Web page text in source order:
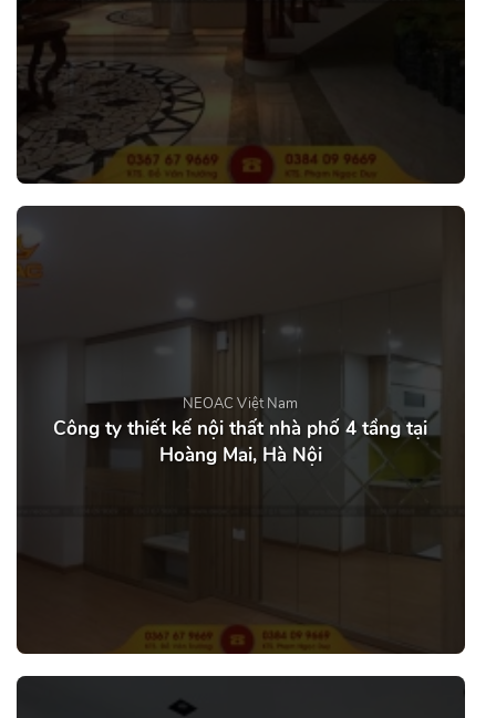
NEOAC Việt Nam
Công ty thiết kế nội thất nhà phố 4 tầng tại
Hoàng Mai, Hà Nội